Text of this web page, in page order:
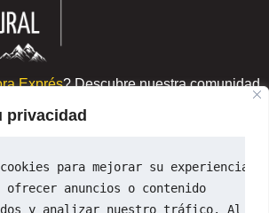
privacidad
para mejorar su experiencia
ofrecer anuncios o contenido
y analizar nuestro tráfico. Al
Exprés? Descubre nuestra comunidad
rurales de última hora
Newsletter
Política de privacidad
Política de cookies